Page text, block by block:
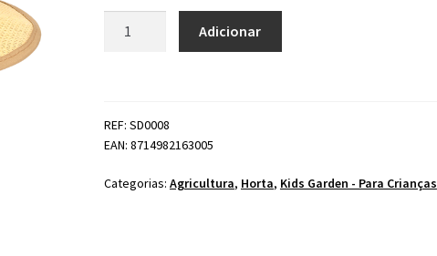
Adicionar
REF: SD0008
EAN: 8714982163005
Categorias: Agricultura, Horta, Kids Garden - Para Crianças